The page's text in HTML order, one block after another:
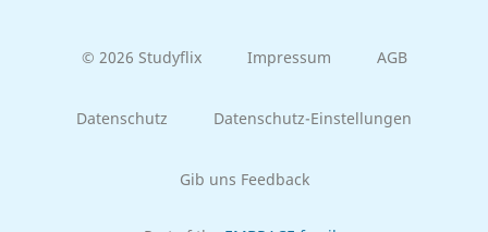
© 2026 Studyflix Impressum AGB
Datenschutz Datenschutz-Einstellungen
Gib uns Feedback